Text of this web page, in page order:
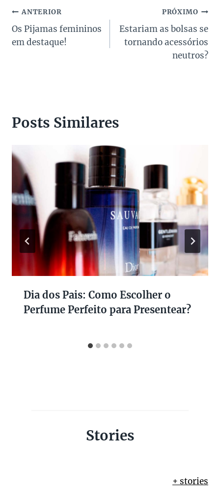
Navegação
de
ANTERIOR
Os Pijamas femininos
em destaque!
PRÓXIMO
Estariam as bolsas se
tornando acessórios
neutros?
Posts Similares
Dia dos Pais: Como Escolher o
Perfume Perfeito para Presentear?
Stories
+ stories